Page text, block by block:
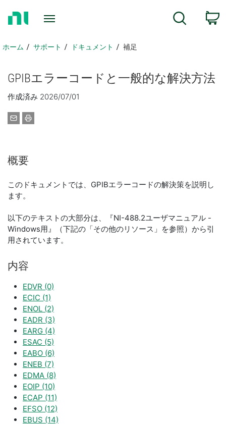
ペホーム サポート ドキュメント 補足
GPIBエラーコード と 一般的な解決方法
作成済み 2026/07/01
概要
このドキュメントでは、GPIBエラーコードの解決策を説明し
ます。
以下のテキストの大部分は、『NI-488.2ユーザマニュアル -
Windows用』（下記の「その他のリソース」を参照）から引
用されています。
内容
EDVR (0)
ECIC (1)
ENOL (2)
EADR (3)
EARG (4)
ESAC (5)
EABO (6)
ENEB (7)
EDMA (8)
EOIP (10)
ECAP (11)
EFSO (12)
EBUS (14)